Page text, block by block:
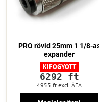
PRO rövid 25mm 1 1/8-
expander
KIFOGYOTT
6292 ft
4955 ft excl. ÁFA